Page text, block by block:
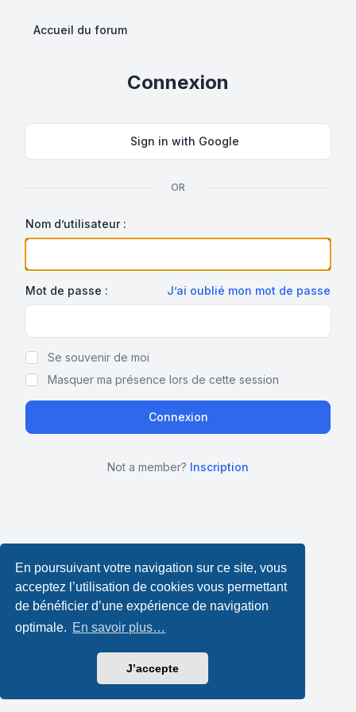
En poursuivant votre navigation sur ce site, vous
acceptez l’utilisation de cookies vous permettant
de bénéficier d’une expérience de navigation
optimale. En savoir plus…
J’accepte
Accueil du forum
Connexion
Sign in with Google
OR
Nom d’utilisateur :
Mot de passe : J’ai oublié mon mot de passe
Se souvenir de moi
Masquer ma présence lors de cette session
Not a member? Inscription